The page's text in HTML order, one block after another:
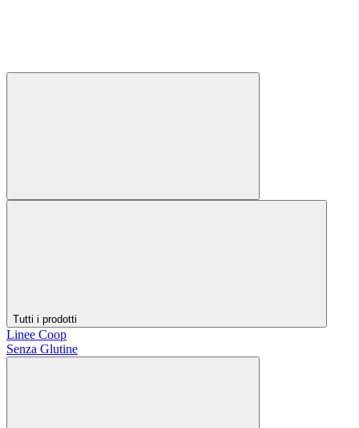
Tutti i prodotti
Linee Coop
Senza Glutine